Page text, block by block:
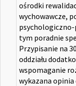
ośrodki
wychowawcze,
tym poradnie
Przypisanie na
oddziału
wspomaganie
wykazana